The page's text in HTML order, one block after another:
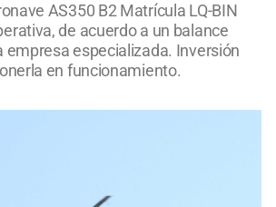
AS350 B2 Matrícula LQ-BIN
de acuerdo a un balance
empresa especializada. Inversión
en funcionamiento.